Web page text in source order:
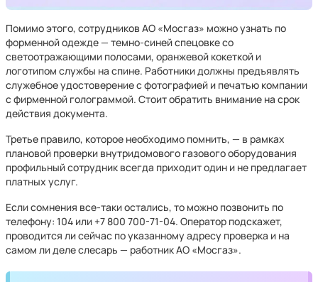
Помимо этого, сотрудников АО «Мосгаз» можно узнать по
форменной одежде — темно-синей спецовке со
светоотражающими полосами, оранжевой кокеткой и
логотипом службы на спине. Работники должны предъявлять
служебное удостоверение с фотографией и печатью компании
с фирменной голограммой. Стоит обратить внимание на срок
действия документа.
Третье правило, которое необходимо помнить, — в рамках
плановой проверки внутридомового газового оборудования
профильный сотрудник всегда приходит один и не предлагает
платных услуг.
Если сомнения все-таки остались, то можно позвонить по
телефону: 104 или +7 800 700-71-04. Оператор подскажет,
проводится ли сейчас по указанному адресу проверка и на
самом ли деле слесарь — работник АО «Мосгаз».